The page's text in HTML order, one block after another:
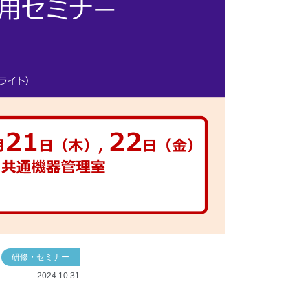
研修・セミナー
2024.10.31